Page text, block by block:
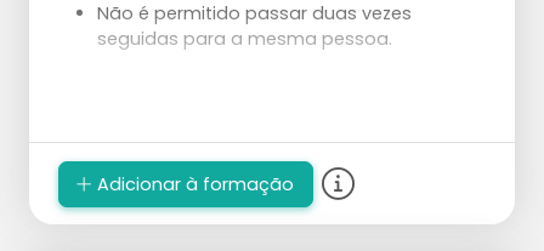
Não é permitido passar duas vezes
seguidas para a mesma pessoa.
Adicionar à formação